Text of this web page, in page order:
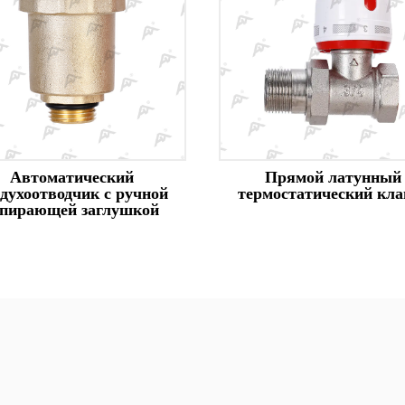
Прямой латунный
термостатический клапан
Угловой
термостатический